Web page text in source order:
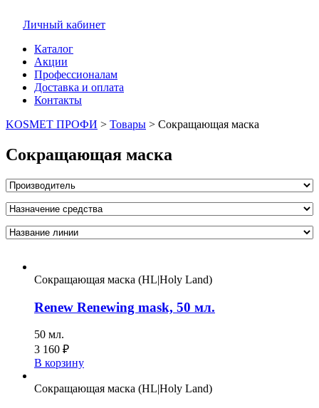
Личный кабинет
Каталог
Акции
Профессионалам
Доставка и оплата
Контакты
KOSMET ПРОФИ > Товары > Сокращающая маска
Сокращающая маска
Сокращающая маска (HL|Holy Land)
Renew Renewing mask, 50 мл.
50 мл.
3 160 ₽
В корзину
Сокращающая маска (HL|Holy Land)